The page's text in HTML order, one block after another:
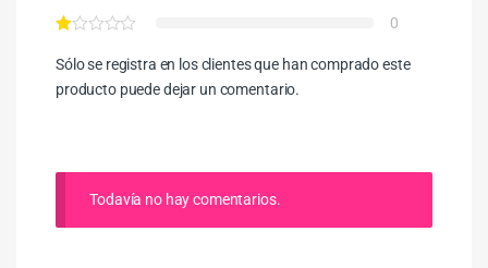
0
Sólo se registra en los clientes que han comprado este
producto puede dejar un comentario.
Todavía no hay comentarios.